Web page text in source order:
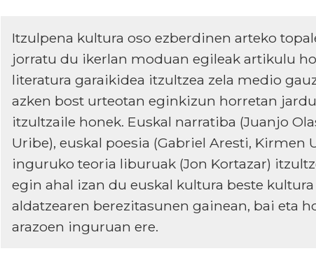
Itzulpena kultura oso ezberdinen arteko
jorratu du ikerlan moduan egileak artikulu
literatura garaikidea itzultzea zela medio
azken bost urteotan eginkizun horretan
itzultzaile honek. Euskal narratiba (Juanjo
Uribe), euskal poesia (Gabriel Aresti, Kirmen
inguruko teoria liburuak (Jon Kortazar)
egin ahal izan du euskal kultura beste
aldatzearen berezitasunen gainean, bai eta
arazoen inguruan ere.